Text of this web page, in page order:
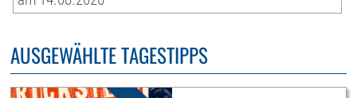
AUSGEWÄHLTE TAGESTIPPS